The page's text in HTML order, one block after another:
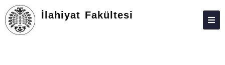
İlahiyat Fakültesi